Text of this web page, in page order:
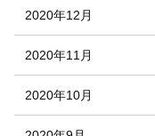
2020年12月
2020年11月
2020年10月